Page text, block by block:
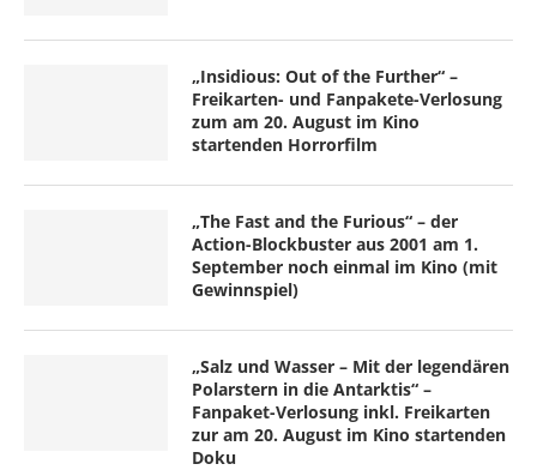
„Insidious: Out of the Further“ –
Freikarten- und Fanpakete-Verlosung
zum am 20. August im Kino
startenden Horrorfilm
„The Fast and the Furious“ – der
Action-Blockbuster aus 2001 am 1.
September noch einmal im Kino (mit
Gewinnspiel)
„Salz und Wasser – Mit der legendären
Polarstern in die Antarktis“ –
Fanpaket-Verlosung inkl. Freikarten
zur am 20. August im Kino startenden
Doku